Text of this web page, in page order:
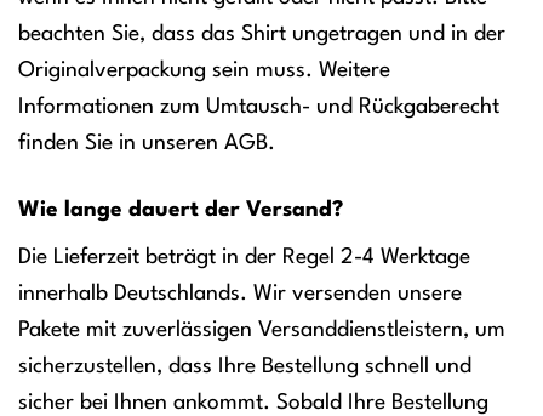
beachten Sie, dass das Shirt ungetragen und in der
Originalverpackung sein muss. Weitere
Informationen zum Umtausch- und Rückgaberecht
finden Sie in unseren AGB.
Wie lange dauert der Versand?
Die Lieferzeit beträgt in der Regel 2-4 Werktage
innerhalb Deutschlands. Wir versenden unsere
Pakete mit zuverlässigen Versanddienstleistern, um
sicherzustellen, dass Ihre Bestellung schnell und
sicher bei Ihnen ankommt. Sobald Ihre Bestellung